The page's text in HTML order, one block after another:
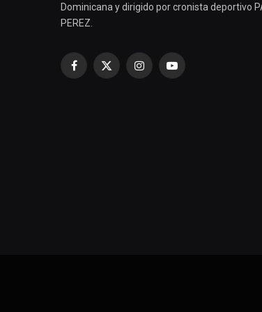
Dominicana y dirigido por cronista deportivo
PEREZ.
Facebook
X
InstagramYouTube